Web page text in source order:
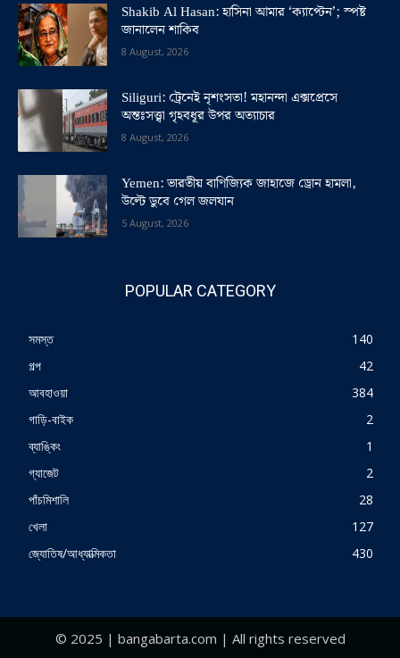
Shakib Al Hasan: হাসিনা আমার ‘ক্যাপ্টেন’; স্পষ্ট
জানালেন শাকিব
8 August, 2026
Siliguri: ট্রেনেই নৃশংসতা! মহানন্দা এক্সপ্রেসে
অন্তঃসত্ত্বা গৃহবধূর উপর অত্যাচার
8 August, 2026
Yemen: ভারতীয় বাণিজ্যিক জাহাজে ড্রোন হামলা,
উল্টে ডুবে গেল জলযান
5 August, 2026
POPULAR CATEGORY
সমস্ত
140
গল্প
42
আবহাওয়া
384
গাড়ি-বাইক
2
ব্যাঙ্কিং
1
গ্যাজেট
2
পাঁচমিশালি
28
খেলা
127
জ্যোতিষ/আধ্যাত্মিকতা
430
© 2025 | bangabarta.com | All rights reserved